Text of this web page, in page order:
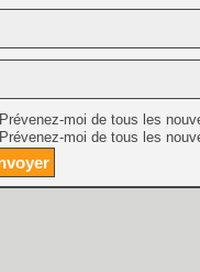
Prévenez-moi de tous les
Prévenez-moi de tous les